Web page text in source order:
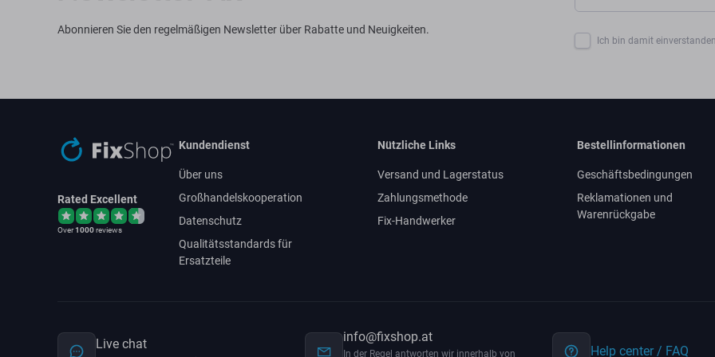
Abonnieren Sie den regelmäßigen Newsletter über Rabatte und Neuigkeiten.
Ich bin damit
Rated Excellent
Over1000reviews
Kundendienst
Über uns
Großhandelskooperation
Datenschutz
Qualitätsstandards für
Ersatzteile
Nützliche Links
Versand und Lagerstatus
Zahlungsmethode
Fix-Handwerker
Bestellinformationen
Geschäftsbedingungen
Reklamationen und
Warenrückgabe
Live chat info@fixshop.at
In der Regel antworten wir innerhalb von Help center / FAQ